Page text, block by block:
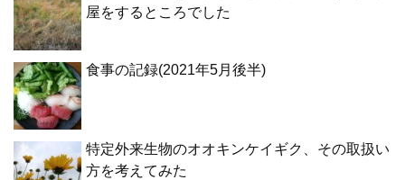
屋をするところでした
食事の記録(2021年5月後半)
特定外来生物のオオキンケイギク、その取扱い
方を考えてみた